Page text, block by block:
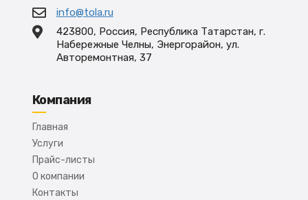
info@tola.ru
423800, Россия, Республика Татарстан, г.
Набережные Челны, Энергорайон, ул.
Авторемонтная, 37
Компания
Главная
Услуги
Прайс-листы
О компании
Контакты